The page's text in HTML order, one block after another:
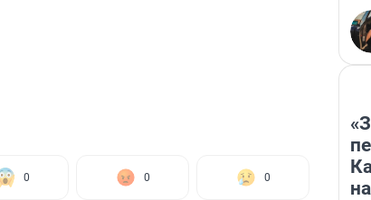
0 0 0